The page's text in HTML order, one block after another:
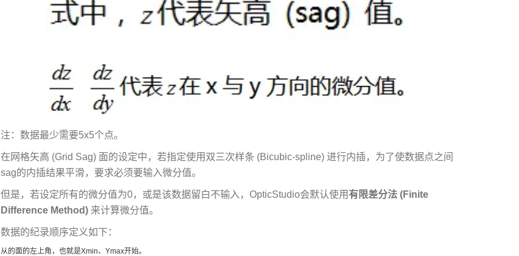
注：数据最少需要5x5个点。
在网格矢高 (Grid Sag) 面的设定中，若指定使用双三次样条 (Bicubic-spline) 进行内插，为了使数据点之间
sag的内插结果平滑，要求必须要输入微分值。
但是，若设定所有的微分值为0，或是该数据留白不输入，OpticStudio会默认使用有限差分法 (Finite
Difference Method) 来计算微分值。
数据的纪录顺序定义如下：
从的面的左上角，也就是Xmin、Ymax开始。